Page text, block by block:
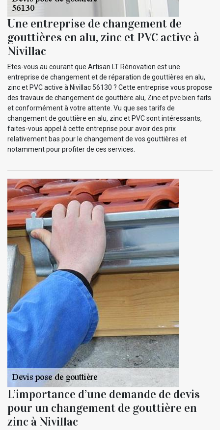
Une entreprise de changement de
gouttières en alu, zinc et PVC active à
Nivillac
Etes-vous au courant que Artisan LT Rénovation est une
entreprise de changement et de réparation de gouttières en alu,
zinc et PVC active à Nivillac 56130 ? Cette entreprise vous propose
des travaux de changement de gouttière alu, Zinc et pvc bien faits
et conformément à votre attente. Vu que ses tarifs de
changement de gouttière en alu, zinc et PVC sont intéressants,
faites-vous appel à cette entreprise pour avoir des prix
relativement bas pour le changement de vos gouttières et
notamment pour profiter de ces services.
L’importance d’une demande de devis
pour un changement de gouttière en
zinc à Nivillac